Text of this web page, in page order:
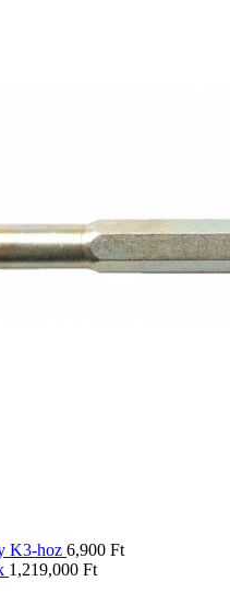
K3-hoz 6,900 Ft
1,219,000 Ft